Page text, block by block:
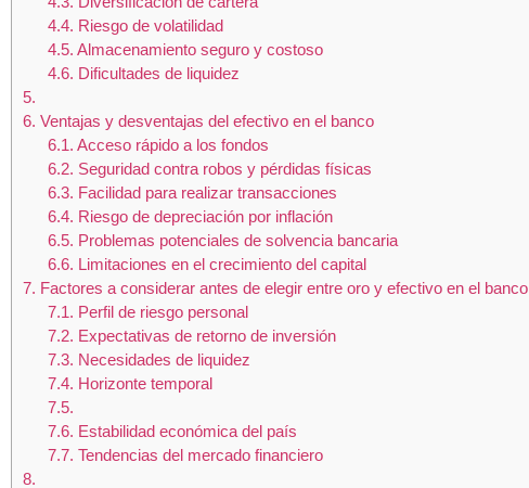
4.4. Riesgo de volatilidad
4.5. Almacenamiento seguro y costoso
4.6. Dificultades de liquidez
5.
6. Ventajas y desventajas del efectivo en el banco
6.1. Acceso rápido a los fondos
6.2. Seguridad contra robos y pérdidas físicas
6.3. Facilidad para realizar transacciones
6.4. Riesgo de depreciación por inflación
6.5. Problemas potenciales de solvencia bancaria
6.6. Limitaciones en el crecimiento del capital
7. Factores a considerar antes de elegir entre oro y efectivo en el banco
7.1. Perfil de riesgo personal
7.2. Expectativas de retorno de inversión
7.3. Necesidades de liquidez
7.4. Horizonte temporal
7.5.
7.6. Estabilidad económica del país
7.7. Tendencias del mercado financiero
8.